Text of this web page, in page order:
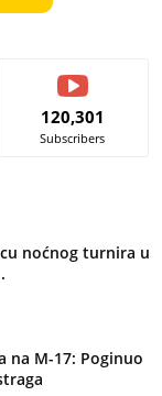
120,301
Subscribers
noćnog turnira u
na M-17: Poginuo